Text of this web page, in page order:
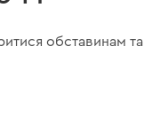
обставинам та